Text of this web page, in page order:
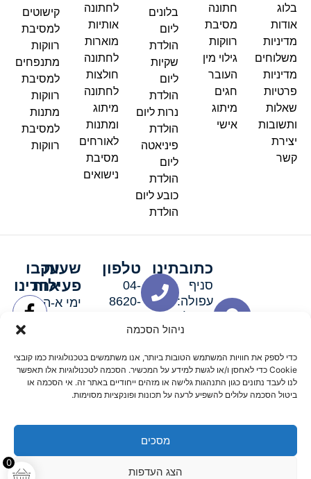
ניהול הסכמה
כדי לספק את חוויות המשתמש הטובות ביותר, אנו משתמשים בטכנולוגיות כמו קובצי
Cookie כדי לאחסן ו/או לגשת למידע על המכשיר. הסכמה לטכנולוגיות אלו תאפשר
לנו לעבד נתונים כגון התנהגות גלישה או מזהים ייחודיים באתר זה. אי הסכמה או
ביטול הסכמה עלולים להשפיע לרעה על תכונות ופונקציות מסוימות.
מסכים
הצג העדפות
0
בלוג
אודות
מדיניות
משלוחים
מדיניות
פרטיות
שאלות
ותשובות
יצירת
קשר
חתונה
מסיבת
רווקות
גילוי מין
העובר
חגים
מיתוג
אישי
בלונים
ליום
הולדת
שקיות
ליום
הולדת
נרות ליום
הולדת
פיניאטה
ליום
הולדת
כובע ליום
הולדת
לחתונה
אותיות
מוארות
לחתונה
חולצות
לחתונה
מיתוג
ומתנות
לאורחים
מסיבת
נישואים
קישוטים
למסיבת
רווקות
מתנפחים
למסיבת
רווקות
מתנות
למסיבת
רווקות
כתובתינו
סניף
עפולה:
סניף מגדל
האלה 19
טלפון
04-
8620-
שעות
פעילות
ימי א-ה:
ימי שישי
וערבי חג:
8:30-
15:00
עקבו
אחרינו
תקנון אתרשלום דיגיטל קידום אורגני מקצועי